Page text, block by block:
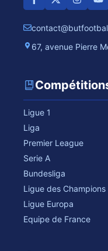
67, avenue Pierre
Ligue 1
Liga
Premier League
Serie A
Bundesliga
Ligue des Champions
Ligue Europa
Equipe de France